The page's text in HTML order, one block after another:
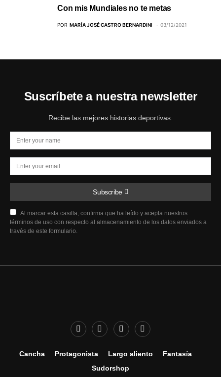
Con mis Mundiales no te metas
POR MARÍA JOSÉ CASTRO BERNARDINI 03/12/2021
Suscríbete a nuestra newsletter
Recibe las mejores historias deportivas.
Subscribe
Al marcar esta casilla, confirma que ha leído y acepta nuestros
términos de uso con respecto al almacenamiento de los datos enviados a
través de este formulario.
Cancha Protagonista Largo aliento
Fantasía
Sudorshop